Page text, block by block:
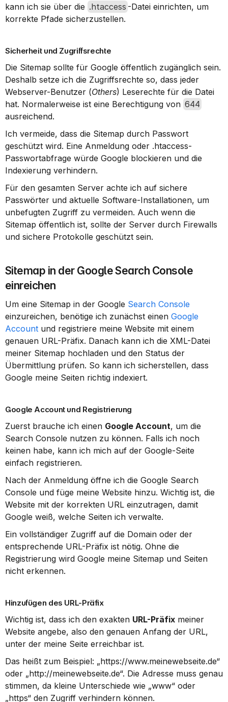
kann ich sie über die .htaccess -Datei einrichten, um
korrekte Pfade sicherzustellen.
Sicherheit und Zugriffsrechte
Die Sitemap sollte für Google öffentlich zugänglich sein.
Deshalb setze ich die Zugriffsrechte so, dass jeder
Webserver-Benutzer (Others) Leserechte für die Datei
hat. Normalerweise ist eine Berechtigung von 644
ausreichend.
Ich vermeide, dass die Sitemap durch Passwort
geschützt wird. Eine Anmeldung oder .htaccess-
Passwortabfrage würde Google blockieren und die
Indexierung verhindern.
Für den gesamten Server achte ich auf sichere
Passwörter und aktuelle Software-Installationen, um
unbefugten Zugriff zu vermeiden. Auch wenn die
Sitemap öffentlich ist, sollte der Server durch Firewalls
und sichere Protokolle geschützt sein.
Sitemap in der Google Search Console
einreichen
Um eine Sitemap in der Google Search Console
einzureichen, benötige ich zunächst einen Google
Account und registriere meine Website mit einem
genauen URL-Präfix. Danach kann ich die XML-Datei
meiner Sitemap hochladen und den Status der
Übermittlung prüfen. So kann ich sicherstellen, dass
Google meine Seiten richtig indexiert.
Google Account und Registrierung
Zuerst brauche ich einen Google Account, um die
Search Console nutzen zu können. Falls ich noch
keinen habe, kann ich mich auf der Google-Seite
einfach registrieren.
Nach der Anmeldung öffne ich die Google Search
Console und füge meine Website hinzu. Wichtig ist, die
Website mit der korrekten URL einzutragen, damit
Google weiß, welche Seiten ich verwalte.
Ein vollständiger Zugriff auf die Domain oder der
entsprechende URL-Präfix ist nötig. Ohne die
Registrierung wird Google meine Sitemap und Seiten
nicht erkennen.
Hinzufügen des URL-Präfix
Wichtig ist, dass ich den exakten URL-Präfix meiner
Website angebe, also den genauen Anfang der URL,
unter der meine Seite erreichbar ist.
Das heißt zum Beispiel: „https://www.meinewebseite.de“
oder „http://meinewebseite.de“. Die Adresse muss genau
stimmen, da kleine Unterschiede wie „www“ oder
„https“ den Zugriff verhindern können.